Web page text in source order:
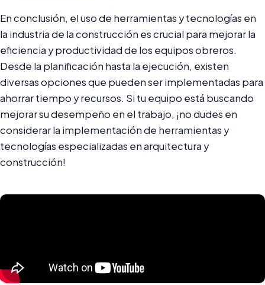
En conclusión, el uso de herramientas y tecnologías en
la industria de la construcción es crucial para mejorar la
eficiencia y productividad de los equipos obreros.
Desde la planificación hasta la ejecución, existen
diversas opciones que pueden ser implementadas para
ahorrar tiempo y recursos. Si tu equipo está buscando
mejorar su desempeño en el trabajo, ¡no dudes en
considerar la implementación de herramientas y
tecnologías especializadas en arquitectura y
construcción!